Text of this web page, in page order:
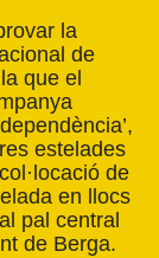
la
de
que el
estelades
de
en llocs
pal central
de Berga.